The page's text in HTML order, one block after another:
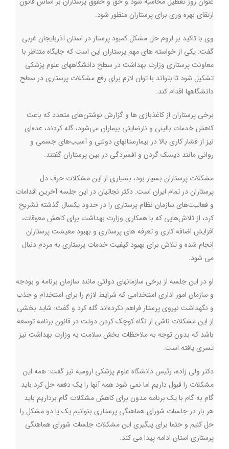
ارتقای بهره وری برای پرستاران منظور شود.
وی با تاکید بر لزوم حل مشکل کمبود پرستار در استان آذربایجان غربی
گفت: یکی از خواسته های مهم پرستاران این است که جایگاه متناظر با
معاونت پرستاری وزارت بهداشت در سطح دانشگاههای علوم پزشکی
تشکیل شود تا بتواند با توان لازم برای رفع مشکلات پرستاری در سطح
دانشگاهها اقدام کند.
برخی پرستاران از کاغذبازی ها و گزارش نوشتن‌های متعدد که باعث
کاهش خدمات بالینی و نارضایتی بیماران می‌شود، گله کردند، عده‌ای
نیز از فشار کاری بالا در بیمارستانهای دولتی و آسیب‌های جسمی و
روانی مانند دیسک گردن و افسردگی در بین پرستاران گفتند.
مشکلات پرستاران بسیار بود، بسیاری از این مشکلات حرف دل
پرستاران در تمام ایران است. دکتر نجاتیان در این جلسه آخرین اقدامات
و فعالیت‌های سازمان نظام پرستاری را در حدود یکسال گذشته تشریح
کرد، از تلاش‌هایی که با همکاری وزارت بهداشت برای کاهش معوقات،
افزایش اضافه کاری و تعرفه های پرستاری و بهبود معیشت پرستاران
انجام شده و تلاش برای بهبود کیفیت خدمات پرستاری به مردم دنبال
می شود.
او در این جلسه از برخی سازمانهای دولتی مانند سازمان برنامه و بودجه
و سازمان امور اداری استخدامی که شرایط لازم را برای استخدام و جذب
و نگهداشت نیروی پرستار فراهم نکرده‌اند گله کرد و گفت: شاید بخشی
از این مشکلات ناشی از نگاه کوچک کردن دولت در قانون برنامه توسعه
باشد که بدون توجه به ملاحظات بخش سلامت به وزارت بهداشت نیز
تسری یافته است.
دکتر ولی زاده، رئیس دانشگاه علوم پزشکی ارومیه نیز گفت: همه این
مشکلات را قبول داریم اما نمی شود همه آنها را یک دفعه حل کرد باید
گام به گام با یک برنامه مدون برای کاهش مشکلات گام برداریم باید
هر بار در جلسات شورای هماهنگی پرستاری بتوانیم یک یا دو مشکل را
حل کنیم و حتما برای پیگیری این مشکلات جلسات شورای هماهنگی
پرستاری استان ادامه پیدا می کند.